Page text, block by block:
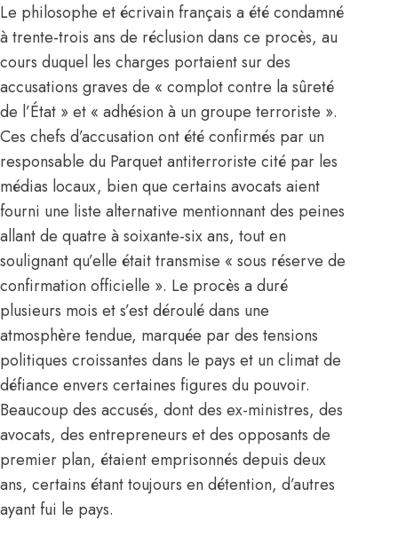
Le philosophe et écrivain français a été condamné
à trente-trois ans de réclusion dans ce procès, au
cours duquel les charges portaient sur des
accusations graves de « complot contre la sûreté
de l’État » et « adhésion à un groupe terroriste ».
Ces chefs d’accusation ont été confirmés par un
responsable du Parquet antiterroriste cité par les
médias locaux, bien que certains avocats aient
fourni une liste alternative mentionnant des peines
allant de quatre à soixante-six ans, tout en
soulignant qu’elle était transmise « sous réserve de
confirmation officielle ». Le procès a duré
plusieurs mois et s’est déroulé dans une
atmosphère tendue, marquée par des tensions
politiques croissantes dans le pays et un climat de
défiance envers certaines figures du pouvoir.
Beaucoup des accusés, dont des ex-ministres, des
avocats, des entrepreneurs et des opposants de
premier plan, étaient emprisonnés depuis deux
ans, certains étant toujours en détention, d’autres
ayant fui le pays.